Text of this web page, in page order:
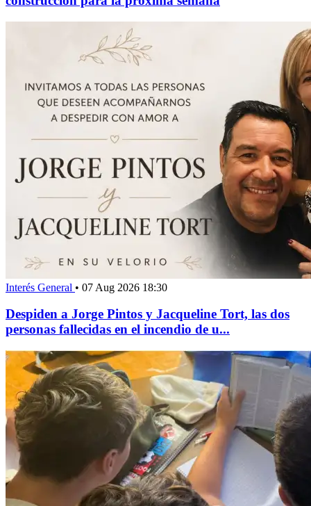
Interés General • 07 Aug 2026 18:30
Despiden a Jorge Pintos y Jacqueline Tort, las dos
personas fallecidas en el incendio de u...